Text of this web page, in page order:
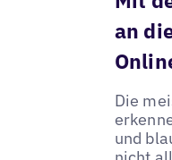
an
Die
und